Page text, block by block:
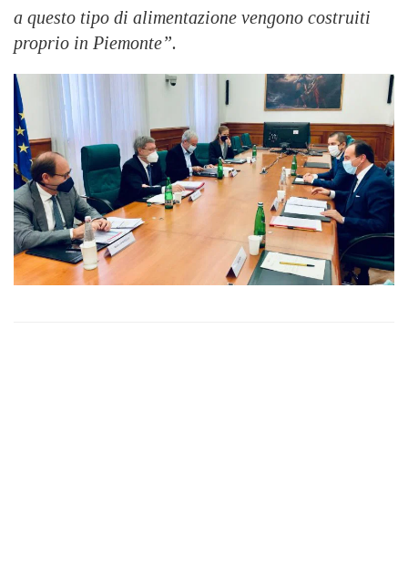
a questo tipo di alimentazione vengono costruiti
proprio in Piemonte”.